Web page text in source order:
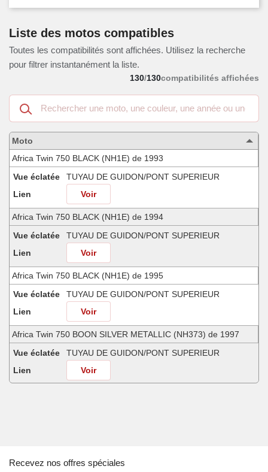
Liste des motos compatibles
Toutes les compatibilités sont affichées. Utilisez la recherche
pour filtrer instantanément la liste.
130/130compatibilités affichées
Recherche
dans
les
motos
compatibles
Moto
Africa Twin 750 BLACK (NH1E) de 1993
Vue éclatée
TUYAU DE GUIDON/PONT SUPERIEUR
Lien
Voir
Africa Twin 750 BLACK (NH1E) de 1994
Vue éclatée
TUYAU DE GUIDON/PONT SUPERIEUR
Lien
Voir
Africa Twin 750 BLACK (NH1E) de 1995
Vue éclatée
TUYAU DE GUIDON/PONT SUPERIEUR
Lien
Voir
Africa Twin 750 BOON SILVER METALLIC (NH373) de 1997
Vue éclatée
TUYAU DE GUIDON/PONT SUPERIEUR
Lien
Voir
Recevez nos offres spéciales